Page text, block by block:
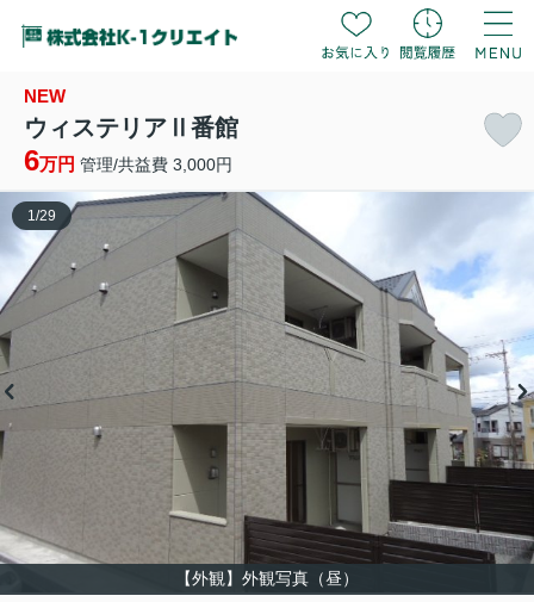
NEW
ウィステリアⅡ番館
6万円 管理/共益費 3,000円
【外観】外観写真（昼）
1 /29